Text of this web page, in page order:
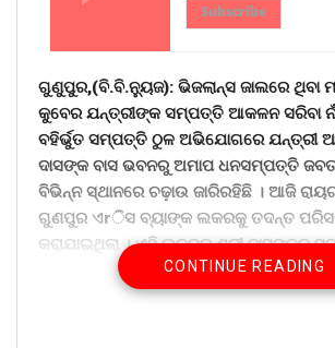
Subscribe
ଗୁଣୁପୁର,(ବି.ବି.ନୁ୍ୟଜ): ଭିଜଲାନ୍ସ ଜାଲରେ ଥିବା
କୁବେର ଯନ୍ତ୍ରୀଙ୍କ ସମ୍ପତ୍ତି ଆକଳନ ସରିବା
ବହିର୍ଭୁତ ସମ୍ପତ୍ତି ଠୁଳ ଅଭିଯୋଗରେ ଯନ୍ତ୍ରୀ
ଦାସଙ୍କ ବାସ ଭବନରୁ ଅମାପ ଧନସମ୍ପତ୍ତି ଜବତ
ବିଭିନ୍ନ ସ୍ଥାନରେ ଚଢ଼ାଉ ଜାରିରହିଛି । ଆଜି
ଗୁଣପୁର ଏrିସ ବ୍ୟାଙ୍କ ଲକରକୁ ତଦନ୍ତ
କରାଯାଇଥିଲା । ଏହି ଲକରରୁ ଶ୍ରୀ ଦାସଙ୍କର
ଚୁଡି ୨ଟି, ୧୦ଟି ଦଶ ଗ୍ରାମର ସ୍ୱର୍ଣ୍ଣମୁଦ୍ରା
ଗ୍ରାମର ସୁନା ସାମଗ୍ରୀ ଠାବ କରାଯାଇଥିବା
CONTINUE READING